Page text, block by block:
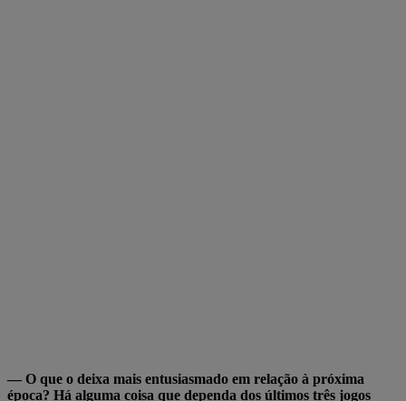
— O que o deixa mais entusiasmado em relação à próxima
época? Há alguma coisa que dependa dos últimos três jogos